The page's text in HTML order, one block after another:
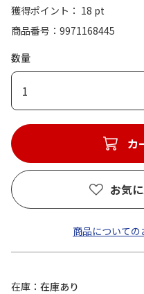
獲得ポイント： 18 pt
商品番号
9971168445
数量
1
カ
お気
商品について
在庫
在庫あり